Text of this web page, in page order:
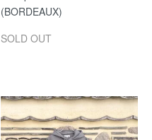
(BORDEAUX)
SOLD OUT